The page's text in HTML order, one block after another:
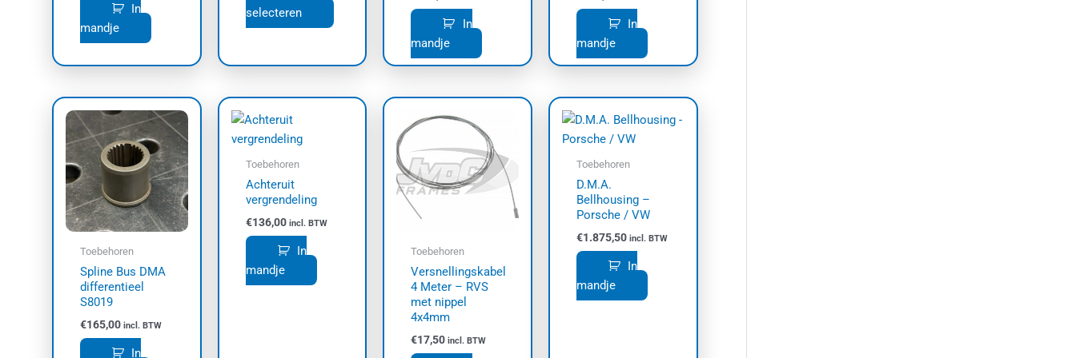
In
mandje
selecteren
productpagina
In
mandje
In
mandje
Toebehoren
Spline Bus DMA
differentieel
S8019
€165,00 incl. BTW
In
Toebehoren
Achteruit
vergrendeling
€136,00 incl. BTW
In
mandje
Toebehoren
Versnellingskabel
4 Meter – RVS
met nippel
4x4mm
€17,50 incl. BTW
Toebehoren
D.M.A.
Bellhousing –
Porsche / VW
€1.875,50 incl. BTW
In
mandje